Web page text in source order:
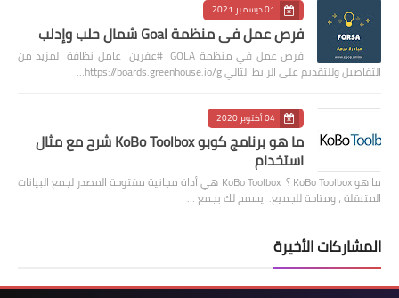
01 ديسمبر 2021
فرص عمل في منظمة Goal شمال حلب وإدلب
فرص عمل في منظمة GOLA #عفرين عامل نظافة لمزيد من
التفاصيل وللتقديم على الرابط التالي https://boards.greenhouse.io/g…
04 أكتوبر 2020
ما هو برنامج كوبو KoBo Toolbox شرح مع مثال
استخدام
ما هو KoBo Toolbox ؟ KoBo Toolbox هي أداة مجانية مفتوحة المصدر لجمع البيانات
المتنقلة ، ومتاحة للجميع. يسمح لك بجمع …
المشاركات الأخيرة